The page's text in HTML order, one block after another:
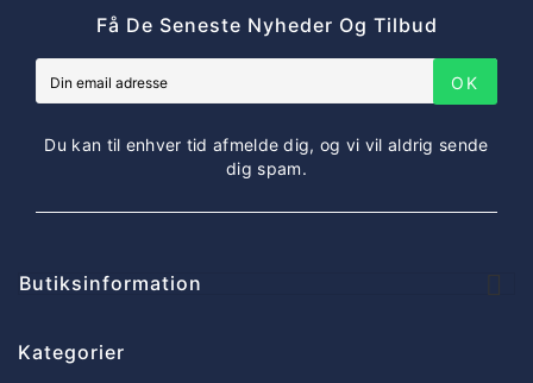
Få De Seneste Nyheder Og Tilbud
OK
Du kan til enhver tid afmelde dig, og vi vil aldrig sende
dig spam.
Butiksinformation
Kategorier